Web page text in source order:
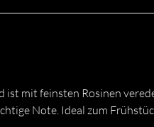
ist mit feinsten Rosinen
Note. Ideal zum